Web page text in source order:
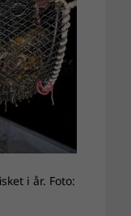
i år. Foto: